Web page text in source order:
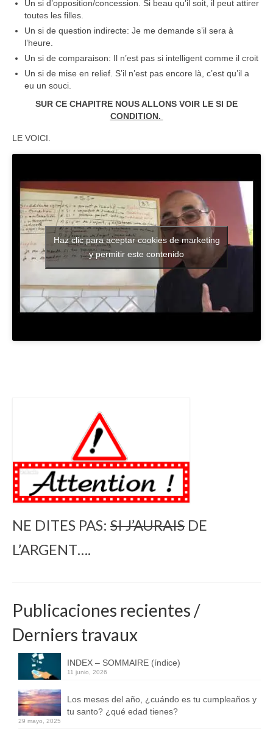
Un si d’opposition/concession. Si beau qu’il soit, il peut attirer
toutes les filles.
Un si de question indirecte: Je me demande s’il sera à
l’heure.
Un si de comparaison: Il n’est pas si intelligent comme il croit
Un si de mise en relief. S’il n’est pas encore là, c’est qu’il a
eu un souci.
SUR CE CHAPITRE NOUS ALLONS VOIR LE SI DE
CONDITION.
LE VOICI.
Haz clic para aceptar cookies de marketing
y permitir este contenido
NE DITES PAS: SI J’AURAIS DE
L’ARGENT….
Publicaciones recientes /
Derniers travaux
INDEX – SOMMAIRE (índice)
11 junio, 2026
Los meses del año, ¿cuándo es tu cumpleaños y
tu santo? ¿qué edad tienes?
29 mayo, 2025